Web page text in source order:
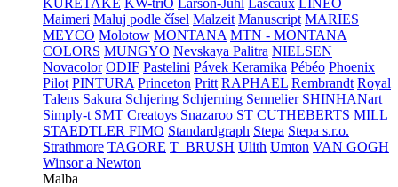
KURETAKE KW-triO Larson-Juhl Lascaux LINEO
Maimeri Maluj podle čísel Malzeit Manuscript MARIES
MEYCO Molotow MONTANA MTN - MONTANA
COLORS MUNGYO Nevskaya Palitra NIELSEN
Novacolor ODIF Pastelini Pávek Keramika Pébéo Phoenix
Pilot PINTURA Princeton Pritt RAPHAEL Rembrandt Royal
Talens Sakura Schjering Schjerning Sennelier SHINHANart
Simply-t SMT Creatoys Snazaroo ST CUTHEBERTS MILL
STAEDTLER FIMO Standardgraph Stepa Stepa s.r.o.
Strathmore TAGORE T_BRUSH Ulith Umton VAN GOGH
Winsor a Newton
Malba